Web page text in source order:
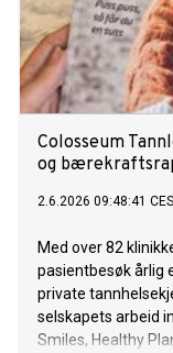
Colosseum
og
2.6.2026 09:48:41
Med over 82
pasientbesøk årlig
private
selskapets arbeid
Smiles, Healthy